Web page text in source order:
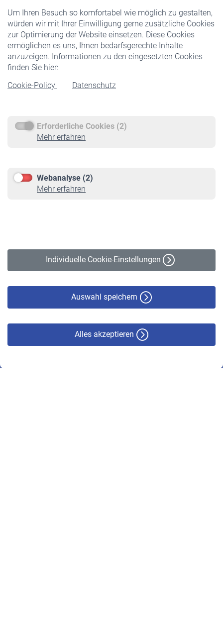
Um Ihren Besuch so komfortabel wie möglich zu gestalten,
würden wir mit Ihrer Einwilligung gerne zusätzliche Cookies
zur Optimierung der Website einsetzen. Diese Cookies
ermöglichen es uns, Ihnen bedarfsgerechte Inhalte
anzuzeigen. Informationen zu den eingesetzten Cookies
finden Sie hier:
Cookie-Policy
Datenschutz
Erforderliche Cookies (2)
Mehr erfahren
Webanalyse (2)
Mehr erfahren
Individuelle Cookie-Einstellungen
Auswahl speichern
Alles akzeptieren
Staatliche Förderung
Veranstaltungen
Rentner
Rentenbeginn
Rente beantragen
Service
Informationen
Online-Rechner
VBLnewsletter
Erklärung zur Barrierefreiheit
© VBL 2026